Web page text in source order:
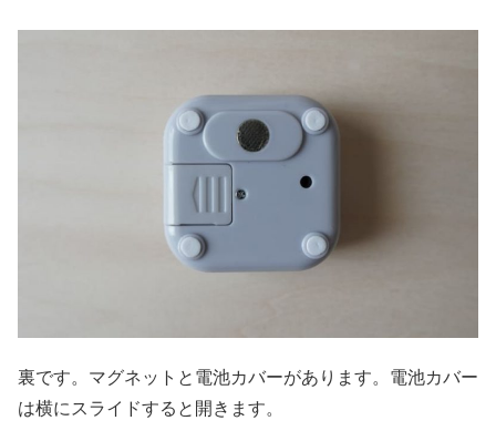
裏です。マグネットと電池カバーがあります。電池カバー
は横にスライドすると開きます。